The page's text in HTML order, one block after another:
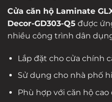
Cửa căn hộ Laminate
Decor-GD303-Q5 được
nhiều công trình dân
Lắp đặt cho cửa chính
Sử dụng cho nhà phố
Phù hợp với căn hộ cao